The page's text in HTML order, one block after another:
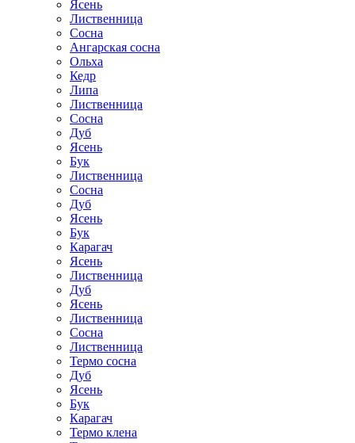
Ясень
Лиственница
Сосна
Ангарская сосна
Ольха
Кедр
Липа
Лиственница
Сосна
Дуб
Ясень
Бук
Лиственница
Сосна
Дуб
Ясень
Бук
Карагач
Ясень
Лиственница
Дуб
Ясень
Лиственница
Сосна
Лиственница
Термо сосна
Дуб
Ясень
Бук
Карагач
Термо клена